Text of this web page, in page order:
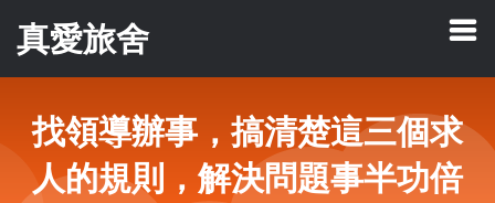
真愛旅舍
找領導辦事，搞清楚這三個求
人的規則，解決問題事半功倍